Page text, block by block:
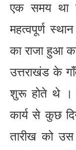
एक समय था
महत्वपूर्ण
का राजा हुआ
उत्तराखंड के
शुरू होते थे ।
कार्य से कुछ
तारीख को